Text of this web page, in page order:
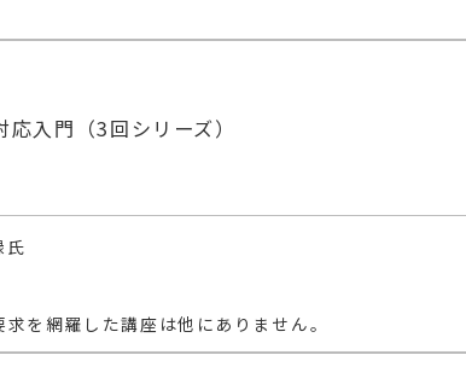
入門（3回シリーズ）
を網羅した講座は他にありません。